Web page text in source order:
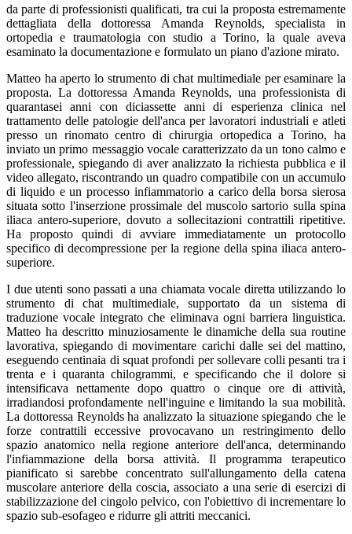
da parte di professionisti qualificati, tra cui la proposta estremamente
dettagliata della dottoressa Amanda Reynolds, specialista in
ortopedia e traumatologia con studio a Torino, la quale aveva
esaminato la documentazione e formulato un piano d'azione mirato.
Matteo ha aperto lo strumento di chat multimediale per esaminare la
proposta. La dottoressa Amanda Reynolds, una professionista di
quarantasei anni con diciassette anni di esperienza clinica nel
trattamento delle patologie dell'anca per lavoratori industriali e atleti
presso un rinomato centro di chirurgia ortopedica a Torino, ha
inviato un primo messaggio vocale caratterizzato da un tono calmo e
professionale, spiegando di aver analizzato la richiesta pubblica e il
video allegato, riscontrando un quadro compatibile con un accumulo
di liquido e un processo infiammatorio a carico della borsa sierosa
situata sotto l'inserzione prossimale del muscolo sartorio sulla spina
iliaca antero-superiore, dovuto a sollecitazioni contrattili ripetitive.
Ha proposto quindi di avviare immediatamente un protocollo
specifico di decompressione per la regione della spina iliaca antero-
superiore.
I due utenti sono passati a una chiamata vocale diretta utilizzando lo
strumento di chat multimediale, supportato da un sistema di
traduzione vocale integrato che eliminava ogni barriera linguistica.
Matteo ha descritto minuziosamente le dinamiche della sua routine
lavorativa, spiegando di movimentare carichi dalle sei del mattino,
eseguendo centinaia di squat profondi per sollevare colli pesanti tra i
trenta e i quaranta chilogrammi, e specificando che il dolore si
intensificava nettamente dopo quattro o cinque ore di attività,
irradiandosi profondamente nell'inguine e limitando la sua mobilità.
La dottoressa Reynolds ha analizzato la situazione spiegando che le
forze contrattili eccessive provocavano un restringimento dello
spazio anatomico nella regione anteriore dell'anca, determinando
l'infiammazione della borsa attività. Il programma terapeutico
pianificato si sarebbe concentrato sull'allungamento della catena
muscolare anteriore della coscia, associato a una serie di esercizi di
stabilizzazione del cingolo pelvico, con l'obiettivo di incrementare lo
spazio sub-esofageo e ridurre gli attriti meccanici.